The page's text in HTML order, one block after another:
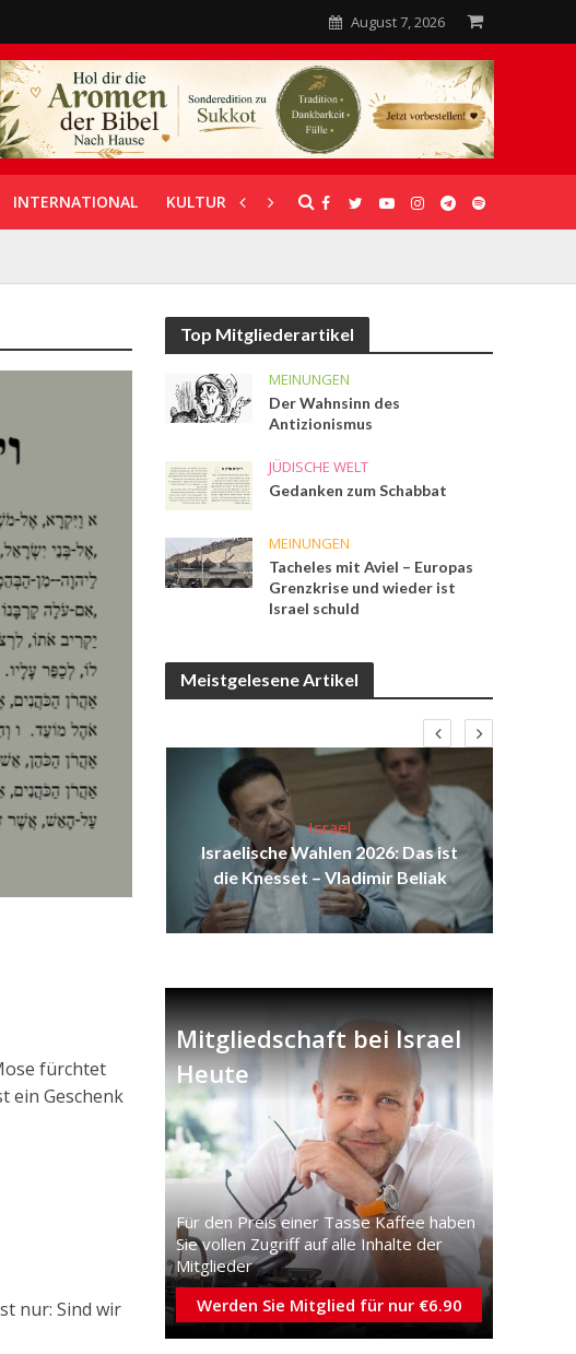
August 7, 2026
INTERNATIONAL KULTUR UNTERSTÜTZUNG
fürchtet
ein Geschenk
nur: Sind wir
Top Mitgliederartikel
MEINUNGEN
Der Wahnsinn des
Antizionismus
JÜDISCHE WELT
Gedanken zum Schabbat
MEINUNGEN
Tacheles mit Aviel – Europas
Grenzkrise und wieder ist
Israel schuld
Meistgelesene Artikel
Israel
Israelische Wahlen 2026: Das ist
die Knesset – Vladimir Beliak
Mitgliedschaft bei Israel
Heute
Für den Preis einer Tasse Kaffee haben
Sie vollen Zugriff auf alle Inhalte der
Mitglieder
Werden Sie Mitglied für nur €6.90